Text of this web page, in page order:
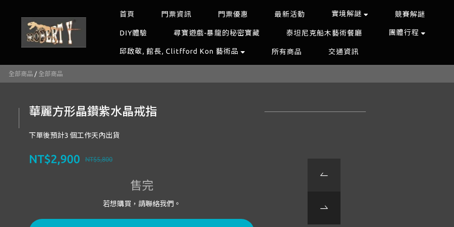
首頁 門票資訊 門票優惠 最新活動 實境解謎 競賽解謎
DIY體驗 尋寶遊戲-暴龍的秘密寶藏 泰坦尼克船木藝術餐廳 團體行程
邱啟敬, 館長, Clitfford Kon 藝術品 所有商品 交通資訊
全部商品 / 全部商品
華麗方形晶鑽紫水晶戒指
下單後預計3 個工作天內出貨
NT$5,800
NT$2,900
售完
若想購買，請聯絡我們。